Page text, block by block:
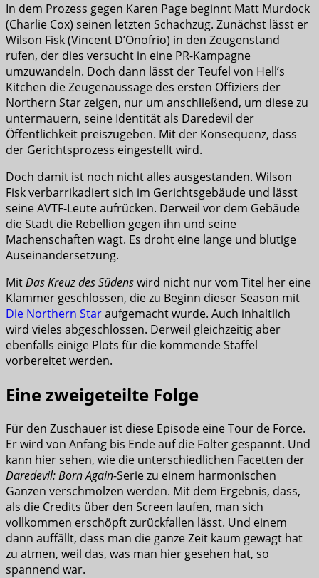
In dem Prozess gegen Karen Page beginnt Matt Murdock
(Charlie Cox) seinen letzten Schachzug. Zunächst lässt er
Wilson Fisk (Vincent D’Onofrio) in den Zeugenstand
rufen, der dies versucht in eine PR-Kampagne
umzuwandeln. Doch dann lässt der Teufel von Hell’s
Kitchen die Zeugenaussage des ersten Offiziers der
Northern Star zeigen, nur um anschließend, um diese zu
untermauern, seine Identität als Daredevil der
Öffentlichkeit preiszugeben. Mit der Konsequenz, dass
der Gerichtsprozess eingestellt wird.
Doch damit ist noch nicht alles ausgestanden. Wilson
Fisk verbarrikadiert sich im Gerichtsgebäude und lässt
seine AVTF-Leute aufrücken. Derweil vor dem Gebäude
die Stadt die Rebellion gegen ihn und seine
Machenschaften wagt. Es droht eine lange und blutige
Auseinandersetzung.
MitDas Kreuz des Südenswird nicht nur vom Titel her eine
Klammer geschlossen, die zu Beginn dieser Season mit
Die Northern Staraufgemacht wurde. Auch inhaltlich
wird vieles abgeschlossen. Derweil gleichzeitig aber
ebenfalls einige Plots für die kommende Staffel
vorbereitet werden.
Eine zweigeteilte Folge
Für den Zuschauer ist diese Episode eine Tour de Force.
Er wird von Anfang bis Ende auf die Folter gespannt. Und
kann hier sehen, wie die unterschiedlichen Facetten der
Daredevil: Born Again-Serie zu einem harmonischen
Ganzen verschmolzen werden. Mit dem Ergebnis, dass,
als die Credits über den Screen laufen, man sich
vollkommen erschöpft zurückfallen lässt. Und einem
dann auffällt, dass man die ganze Zeit kaum gewagt hat
zu atmen, weil das, was man hier gesehen hat, so
spannend war.